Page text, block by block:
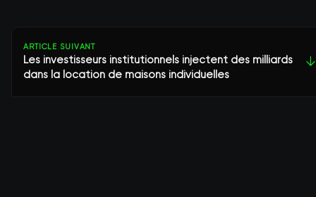
ARTICLE SUIVANT
Les investisseurs institutionnels injectent des milliards
dans la location de maisons individuelles
↓